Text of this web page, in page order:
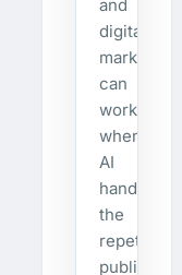
and
digital
marketing
can
work
when
AI
handles
the
repetitive
publishing